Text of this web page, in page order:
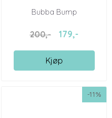
Bubba Bump
200,- 179,-
Kjøp
-11%